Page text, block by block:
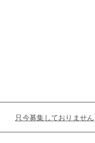
只今募集しておりません